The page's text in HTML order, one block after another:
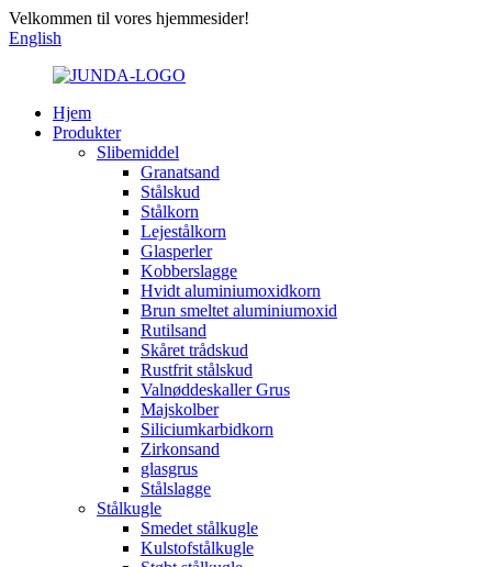
Velkommen til vores hjemmesider!
English
Hjem
Produkter
Slibemiddel
Granatsand
Stålskud
Stålkorn
Lejestålkorn
Glasperler
Kobberslagge
Hvidt aluminiumoxidkorn
Brun smeltet aluminiumoxid
Rutilsand
Skåret trådskud
Rustfrit stålskud
Valnøddeskaller Grus
Majskolber
Siliciumkarbidkorn
Zirkonsand
glasgrus
Stålslagge
Stålkugle
Smedet stålkugle
Kulstofstålkugle